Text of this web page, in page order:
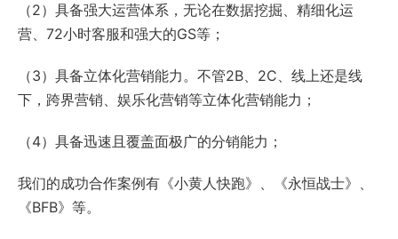
（2）具备强大运营体系，无论在数据挖掘、精细化运
营、72小时客服和强大的GS等；
（3）具备立体化营销能力。不管2B、2C、线上还是线
下，跨界营销、娱乐化营销等立体化营销能力；
（4）具备迅速且覆盖面极广的分销能力；
我们的成功合作案例有《小黄人快跑》、《永恒战士》、
《BFB》等。